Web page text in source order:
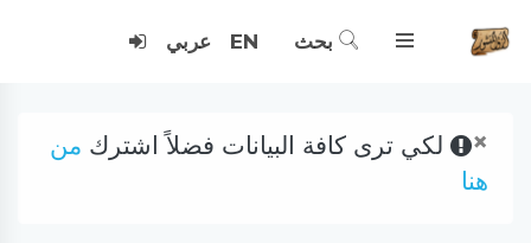
بحث EN عربي
× لكي ترى كافة البيانات فضلاً اشترك من
هنا